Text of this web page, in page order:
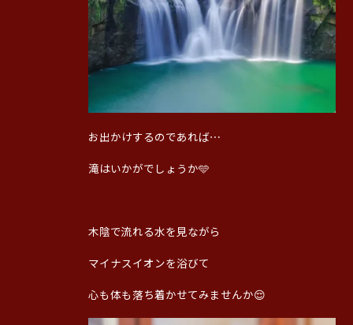
お出かけするのであれば⋯
滝はいかがでしょうか🩵
木陰で流れる水を見ながら
マイナスイオンを浴びて
心も体も落ち着かせてみませんか😌